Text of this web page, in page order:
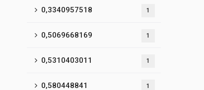
0,3340957518 1
0,5069668169 1
0,5310403011 1
0,580448841 1